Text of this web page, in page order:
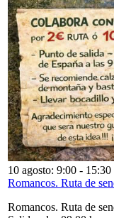
10 agosto: 9:00 - 15:30
Romancos. Ruta de
Romancos. Ruta de